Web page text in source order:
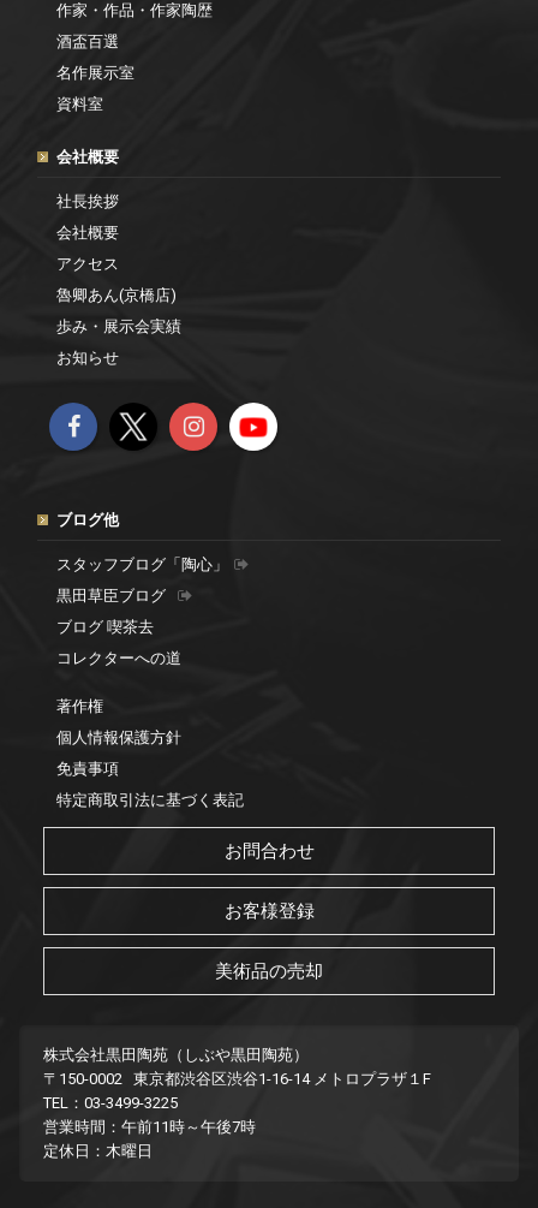
作家・作品・作家陶歴
酒盃百選
名作展示室
資料室
会社概要
社長挨拶
会社概要
アクセス
魯卿あん(京橋店)
歩み・展示会実績
お知らせ
ブログ他
スタッフブログ「陶心」
黒田草臣ブログ
ブログ 喫茶去
コレクターへの道
著作権
個人情報保護方針
免責事項
特定商取引法に基づく表記
お問合わせ
お客様登録
美術品の売却
株式会社黒田陶苑（しぶや黒田陶苑）
〒150-0002 東京都渋谷区渋谷1-16-14 メトロプラザ１F
TEL：03-3499-3225
営業時間：午前11時～午後7時
定休日：木曜日